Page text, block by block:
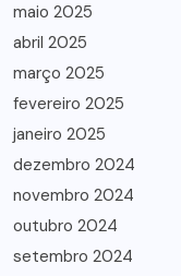
maio 2025
abril 2025
março 2025
fevereiro 2025
janeiro 2025
dezembro 2024
novembro 2024
outubro 2024
setembro 2024